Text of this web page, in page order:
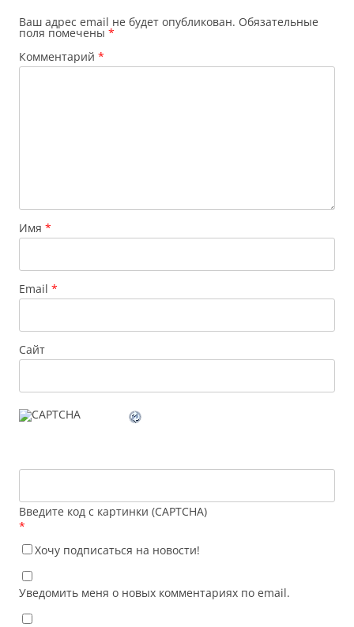
Ваш адрес email не будет опубликован. Обязательные
поля помечены *
Комментарий *
Имя *
Email *
Сайт
Введите код с картинки (CAPTCHA)
*
Хочу подписаться на новости!
Уведомить меня о новых комментариях по email.